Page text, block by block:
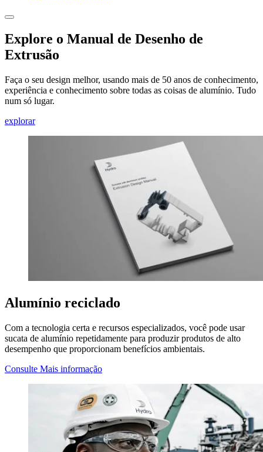
Explore o Manual de Desenho de
Extrusão
Faça o seu design melhor, usando mais de 50 anos de conhecimento,
experiência e conhecimento sobre todas as coisas de alumínio. Tudo
num só lugar.
explorar
Alumínio reciclado
Com a tecnologia certa e recursos especializados, você pode usar
sucata de alumínio repetidamente para produzir produtos de alto
desempenho que proporcionam benefícios ambientais.
Consulte Mais informação